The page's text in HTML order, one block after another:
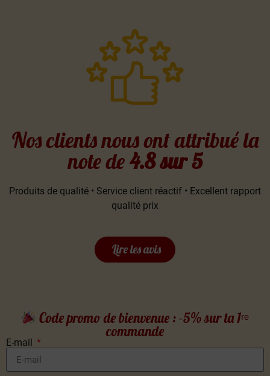
Nos clients nous ont attribué la
note de4.8 sur 5
Produits de qualité • Service client réactif • Excellent rapport
qualité prix
Lire les avis
Code promo de bienvenue : -5% sur ta 1ʳᵉ
commande
E-mail